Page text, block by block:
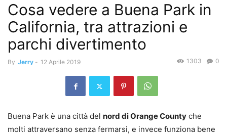
Cosa vedere a Buena Park in
California, tra attrazioni e
parchi divertimento
By Jerry - 12 Aprile 2019 0
1303
Buena Park è una città del nord di Orange County che
molti attraversano senza fermarsi, e invece funziona bene